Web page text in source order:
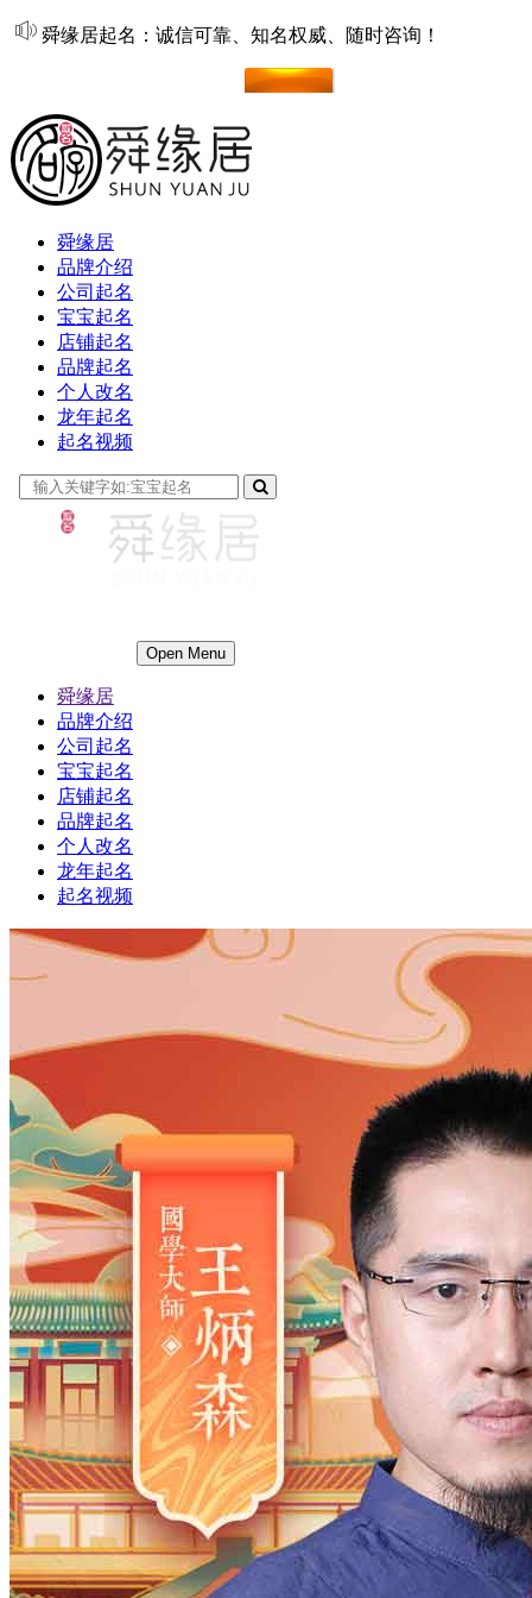
舜缘居起名：诚信可靠、知名权威、随时咨询！
舜缘居
品牌介绍
公司起名
宝宝起名
店铺起名
品牌起名
个人改名
龙年起名
起名视频
Open Menu
舜缘居
品牌介绍
公司起名
宝宝起名
店铺起名
品牌起名
个人改名
龙年起名
起名视频